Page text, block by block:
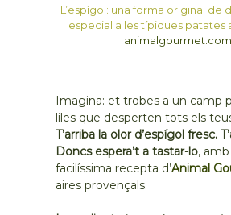
L’espígol: una forma original de
especial a les típiques patates
animalgourmet.com
Imagina: et trobes a un camp
liles que desperten tots els
T’arriba la olor d’espígol fresc.
Doncs espera’t a tastar-lo,
facilíssima recepta d’Animal
aires provençals.